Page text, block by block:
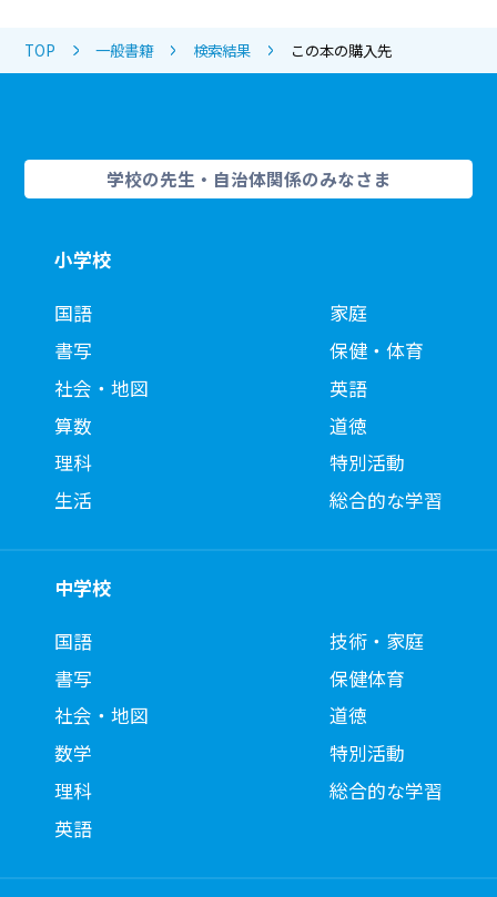
TOP 一般書籍 検索結果 この本の購入先
学校の先生・自治体関係のみなさま
小学校
国語
書写
社会・地図
算数
理科
生活
家庭
保健・体育
英語
道徳
特別活動
総合的な学習
中学校
国語
書写
社会・地図
数学
理科
英語
技術・家庭
保健体育
道徳
特別活動
総合的な学習